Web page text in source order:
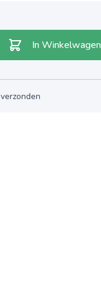
In Winkelwagen